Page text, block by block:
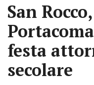
San
festa
secolare